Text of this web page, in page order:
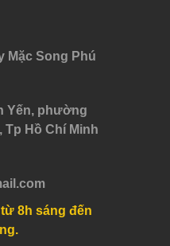
Mặc Song Phú
Yến, phường
Tp Hồ Chí Minh
8h sáng đến